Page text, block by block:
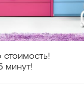
минут!